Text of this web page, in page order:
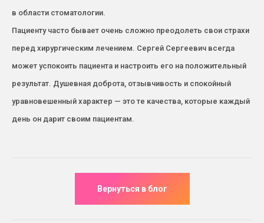
в области стоматологии.
Пациенту часто бывает очень сложно преодолеть свои страхи
перед хирургическим лечением. Сергей Сергеевич всегда
может успокоить пациента и настроить его на положительный
результат. Душевная доброта, отзывчивость и спокойный
уравновешенный характер — это те качества, которые каждый
день он дарит своим пациентам.